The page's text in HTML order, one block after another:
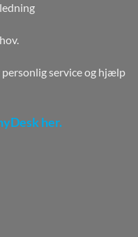
service og hjælp
her.